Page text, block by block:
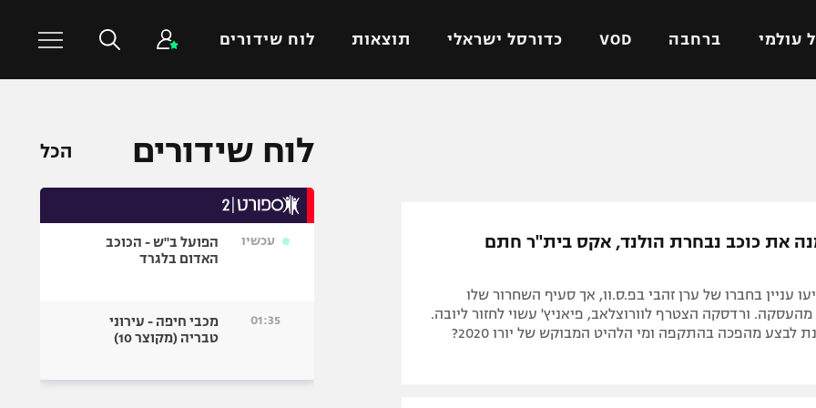
עולמי ברחבה VOD כדורסל ישראלי תוצאות לוח שידורים
ישראל
ליגה איטלקית
ליגה צרפתית
הפועל ירושלים
דני אבדיה
כדורסל עולמי
כדוריד
כדורעף
שחייה
ספורט אולימפי
את כוכב נבחרת הולנד, אקס בית"ר חתם
עניין בחברו של ערן זהבי בפ.ס.וו, אך סעיף השחרור שלו
ורדסקה הצטרף לוורוצלאב, פיאניץ' עשוי לחזור ליובה.
לבצע מהפכה בהתקפה ומי הלהיט המבוקש של יורו 2020?
לוח שידורים הכל
עכשיו
הפועל ב"ש - הכוכב
האדום בלגרד
01:35
מכבי חיפה - עירוני
טבריה (מקוצר 10)